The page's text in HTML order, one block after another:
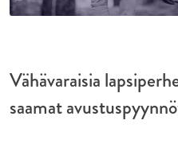
Vähävaraisia
saamat